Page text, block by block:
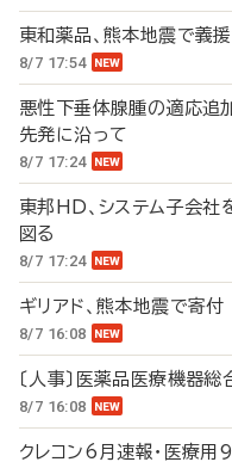
東和薬品、熊本地震で義
8/7 17:54
悪性下垂体腺腫の適応追
先発に沿って
8/7 17:24
東邦HD、システム子会
図る
8/7 17:24
ギリアド、熊本地震で寄
8/7 16:08
〔人事〕医薬品医療機器
8/7 16:08
クレコン6月速報・医